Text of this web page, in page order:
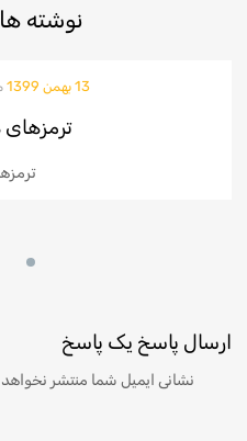
نوشته
13 بهمن 1399
ارسال پاسخ یک پاسخ
نشانی ایمیل شما منتشر